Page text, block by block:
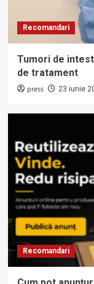
Recomandari
Tumori de
de tratament
press 23 iunie
Recomandari